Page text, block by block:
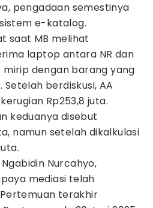
pengadaan semestinya
e-katalog.
saat MB melihat
laptop antara NR dan
mirip dengan barang yang
berdiskusi, AA
Rp253,8 juta.
keduanya disebut
namun setelah dikalkulasi
Nurcahyo,
mediasi telah
terakhir